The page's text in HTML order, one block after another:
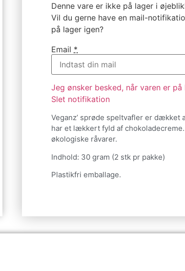
Denne vare er ikke på lager i
Vil du gerne have en mail-
på lager igen?
Email *
Jeg ønsker besked, når varen er på
Slet notifikation
Veganz’ sprøde speltvafler er dækket
har et lækkert fyld af
økologiske råvarer.
Indhold: 30 gram (2 stk pr pakke)
Plastikfri emballage.